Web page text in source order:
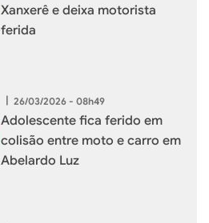
Xanxerê e deixa motorista
ferida
| 26/03/2026 - 08h49
Adolescente fica ferido em
colisão entre moto e carro em
Abelardo Luz